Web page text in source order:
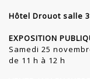
Hôtel Drouot salle 3
EXPOSITION
Samedi 25
de 11 h à 12 h